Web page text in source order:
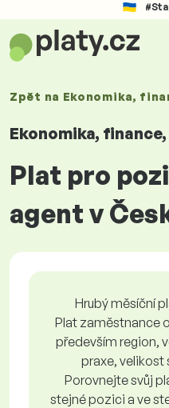
Zpět na Ekonomika,
Ekonomika,
Plat pro
agent v
Hrubý měsíční
Plat zaměstnance
především region,
praxe, velikost
Porovnejte svůj
stejné pozici a ve